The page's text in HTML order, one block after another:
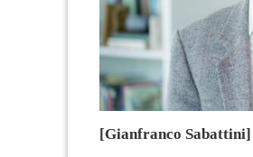
[Gianfranco Sabattini]